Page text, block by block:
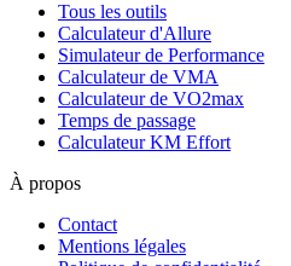
Tous les outils
Calculateur d'Allure
Simulateur de Performance
Calculateur de VMA
Calculateur de VO2max
Temps de passage
Calculateur KM Effort
À propos
Contact
Mentions légales